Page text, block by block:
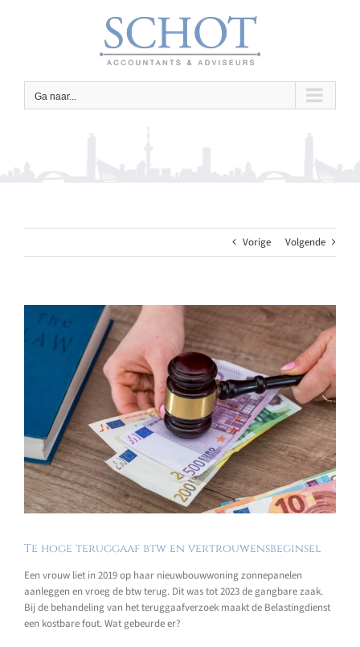
Ga naar...
Vorige Volgende
grotere
afbeelding
Te hoge teruggaaf btw en vertrouwensbeginsel
Een vrouw liet in 2019 op haar nieuwbouwwoning zonnepanelen
aanleggen en vroeg de btw terug. Dit was tot 2023 de gangbare zaak.
Bij de behandeling van het teruggaafverzoek maakt de Belastingdienst
een kostbare fout. Wat gebeurde er?